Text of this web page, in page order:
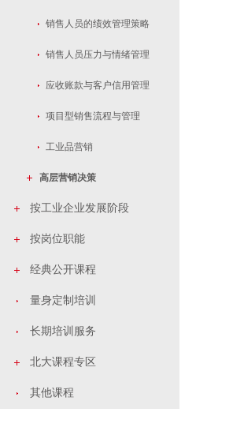
销售人员的绩效管理策略
销售人员压力与情绪管理
应收账款与客户信用管理
项目型销售流程与管理
工业品营销
高层营销决策
按工业企业发展阶段
按岗位职能
经典公开课程
量身定制培训
长期培训服务
北大课程专区
其他课程